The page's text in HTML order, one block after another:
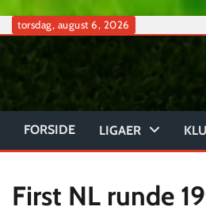
Skip
content
torsdag, august 6, 2026
FORSIDE
LIGAER
First NL runde